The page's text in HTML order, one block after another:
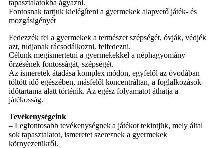
tapasztalatokba ágyazni.
Fontosnak tartjuk kielégíteni a gyermekek alapvető játék- és
mozgásigényét
Fedezzék fel a gyermekek a természet szépségét, óvják, védjék
azt, tudjanak rácsodálkozni, felfedezni.
Célunk megismertetni a gyermekekkel a néphagyomány
őrzésének fontosságát, szépségét.
Az ismeretek átadása komplex módon, egyfelől az óvodában
töltött idő egészében, másfelől koncentráltan, a foglalkozások
időtartama alatt történik. Az egész folyamatot áthatja a
játékosság.
Tevékenységeink
– Legfontosabb tevékenységnek a játékot tekintjük, mely által
sok tapasztalatot, ismeretet szereznek a gyermekek
környezetükről.